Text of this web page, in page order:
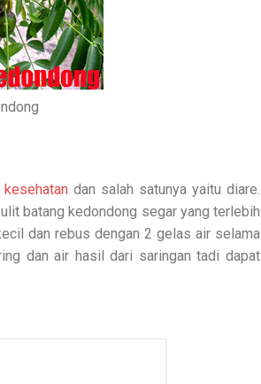
kesehatan dan salah satunya yaitu diare.
batang kedondong segar yang terlebih
dan rebus dengan 2 gelas air selama
dan air hasil dari saringan tadi dapat